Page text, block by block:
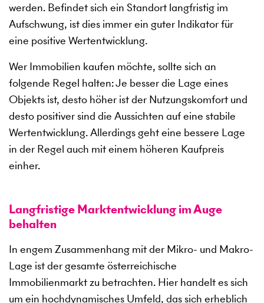
werden. Befindet sich ein Standort langfristig im
Aufschwung, ist dies immer ein guter Indikator für
eine positive Wertentwicklung.
Wer Immobilien kaufen möchte, sollte sich an
folgende Regel halten: Je besser die Lage eines
Objekts ist, desto höher ist der Nutzungskomfort und
desto positiver sind die Aussichten auf eine stabile
Wertentwicklung. Allerdings geht eine bessere Lage
in der Regel auch mit einem höheren Kaufpreis
einher.
Langfristige Marktentwicklung im Auge
behalten
In engem Zusammenhang mit der Mikro- und Makro-
Lage ist der gesamte österreichische
Immobilienmarkt zu betrachten. Hier handelt es sich
um ein hochdynamisches Umfeld, das sich erheblich